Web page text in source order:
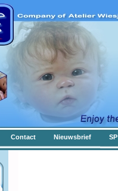
Contact Nieuwsbrief